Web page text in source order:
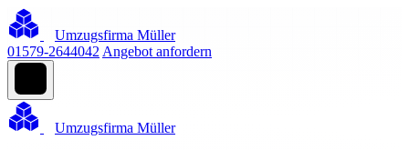
Umzugsfirma Müller
01579-2644042 Angebot anfordern
Umzugsfirma Müller